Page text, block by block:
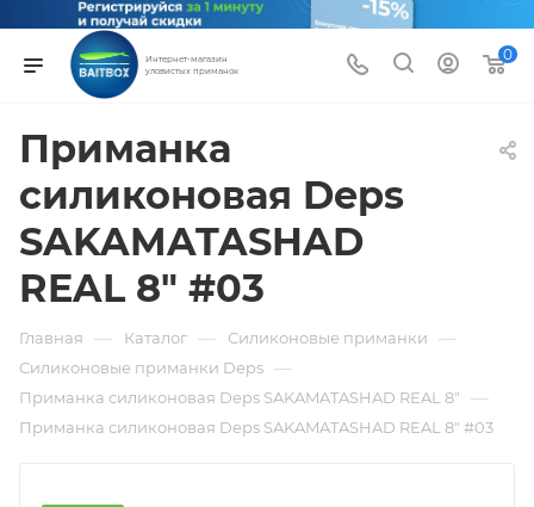
Интернет-магазин
уловистых приманок
0
Приманка
силиконовая Deps
SAKAMATASHAD
REAL 8" #03
Главная — Каталог — Силиконовые приманки —
Силиконовые приманки Deps —
Приманка силиконовая Deps SAKAMATASHAD REAL 8" —
Приманка силиконовая Deps SAKAMATASHAD REAL 8" #03